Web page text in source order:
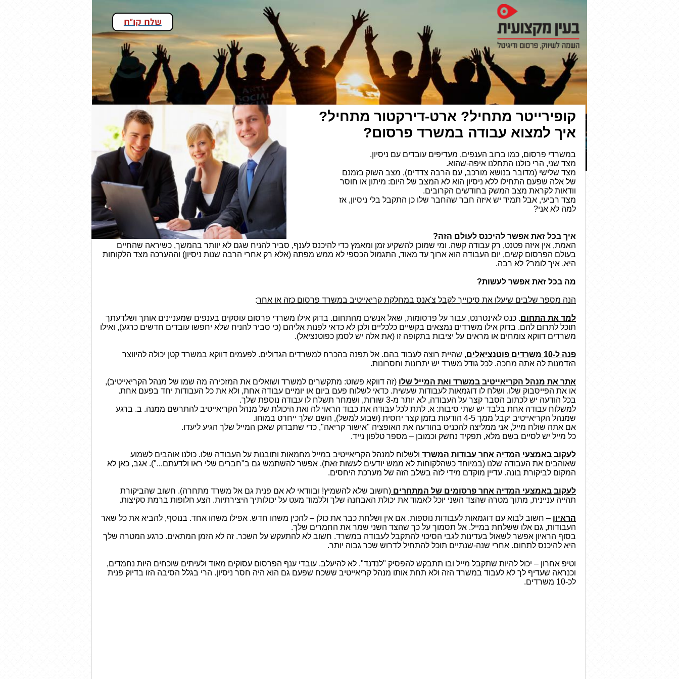
שלח קו"ח
קופירייטר מתחיל? ארט-דירקטור מתחיל?
איך למצוא עבודה במשרד פרסום?
במשרדי פרסום, כמו ברוב הענפים, מעדיפים עובדים עם ניסיון.
מצד שני, הרי כולנו התחלנו איפה-שהוא.
מצד שלישי (מדובר בנושא מורכב, עם הרבה צדדים), מצב השוק בזמנם
של אלה שפעם התחילו ללא ניסיון הוא לא המצב של היום: מיתון או חוסר
וודאות לקראת מצב המשק בחודשים הקרובים.
מצד רביעי, אבל תמיד יש איזה חבר שהחבר שלו כן התקבל בלי ניסיון, אז
למה לא אני?
איך בכל זאת אפשר להיכנס לעולם הזה?
האמת, אין איזה פטנט, רק עבודה קשה. ומי שמוכן להשקיע זמן ומאמץ כדי להיכנס לענף, סביר להניח שגם לא יוותר בהמשך, כשיראה שהחיים
בעולם הפרסום קשים, יום העבודה הוא ארוך עד מאוד, התגמול הכספי לא ממש מפתה (אלא רק אחרי הרבה שנות ניסיון) וההערכה מצד הלקוחות
היא, איך לומר? לא רבה.
מה בכל זאת אפשר לעשות?
הנה מספר שלבים שיעלו את סיכוייך לקבל צ'אנס במחלקת קריאייטיב במשרד פרסום כזה או אחר:
למד את התחום. כנס לאינטרנט, עבור על פרסומות, שאל אנשים מהתחום. בדוק אילו משרדי פרסום עוסקים בענפים שמעניינים אותך ושלדעתך
תוכל לתרום להם. בדוק אילו משרדים נמצאים בקשיים כלכליים ולכן לא כדאי לפנות אליהם (כי סביר להניח שלא יחפשו עובדים חדשים כרגע), ואילו
משרדים דווקא צומחים או מראים על יציבות בתקופה זו (את אלה יש לסמן כפוטנציאל).
פנה ל-10 משרדים פוטנציאלים
, שהיית רוצה לעבוד בהם. אל תפנה בהכרח למשרדים הגדולים. לפעמים דווקא במשרד קטן יכולה להיווצר
הזדמנות לה אתה מחכה. לכל גודל משרד יש יתרונות וחסרונות.
אתר את מנהל הקריאייטיב במשרד ואת המייל שלו (זה דווקא פשוט: מתקשרים למשרד ושואלים את המזכירה מה שמו של מנהל הקריאייטיב),
או את הפייסבוק שלו. ושלח לו דוגמאות לעבודות שעשית. כדאי לשלוח פעם ביום או יומיים עבודה אחת, ולא את כל העבודות יחד בפעם אחת.
בכל הודעה יש לכתוב הסבר קצר על העבודה, לא יותר מ-3 שורות, ושמחר תשלח לו עבודה נוספת שלך.
למשלוח עבודה אחת בלבד יש שתי סיבות: א. לתת לכל עבודה את כבוד הראוי לה ואת היכולת של מנהל הקריאייטיב להתרשם ממנה. ב. ברגע
שמנהל הקריאייטיב יקבל ממך 4-5 הודעות בזמן קצר יחסית (שבוע למשל), השם שלך ייחרט במוחו.
אם אתה שולח מייל, אני ממליצה להכניס בהודעה את האופציה "אישור קריאה", כדי שתבדוק שאכן המייל שלך הגיע ליעדו.
כל מייל יש לסיים בשם מלא, תפקיד נחשק וכמובן – מספר טלפון נייד.
לעקוב באמצעי המדיה אחר עבודות המשרד ולשלוח למנהל הקריאייטיב במייל מחמאות ותובנות על העבודה שלו. כולנו אוהבים לשמוע
שאוהבים את העבודה שלנו (במיוחד כשהלקוחות לא ממש יודעים לעשות זאת). אפשר להשתמש גם ב"חברים שלי ראו ולדעתם..."). אגב, כאן לא
המקום לביקורת בונה. עדיין מוקדם מידי לזה בשלב הזה של מערכת היחסים.
לעקוב באמצעי המדיה אחר פרסומים של המתחרים (חשוב שלא להשמיץ! ובוודאי לא אם פנית גם אל משרד מתחרה). חשוב שהביקורת
תהייה עניינית, מתוך מטרה שהצד השני יוכל לאמוד את יכולת האבחנה שלך וללמוד מעט על יכולותיך היצירתיות. הצע חלופות ברמת סקיצות.
הראיון – חשוב לבוא עם דוגמאות לעבודות נוספות. אם אין ושלחת כבר את כולן – להכין משהו חדש. אפילו משהו אחד. בנוסף, להביא את כל שאר
העבודות, גם אלו ששלחת במייל. אל תסמוך על כך שהצד השני שמר את החמרים שלך.
בסוף הראיון אפשר לשאול בעדינות לגבי הסיכוי להתקבל לעבודה במשרד. חשוב לא להתעקש על השכר. זה לא הזמן המתאים. כרגע המטרה שלך
היא להיכנס לתחום. אחרי שנה-שנתיים תוכל להתחיל לדרוש שכר גבוה יותר.
וטיפ אחרון – יכול להיות שתקבל מייל ובו תתבקש להפסיק "לנדנד". לא להיעלב. עובדי ענף הפרסום עסוקים מאוד ולעיתים שוכחים היות נחמדים,
וכנראה שעדיף לך לא לעבוד במשרד הזה ולא תחת אותו מנהל קריאייטיב ששכח שפעם גם הוא היה חסר ניסיון. הרי בגלל הסיבה הזו בדיוק פנית
לכ-10 משרדים.